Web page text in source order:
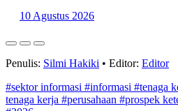
Statistik Terbaru